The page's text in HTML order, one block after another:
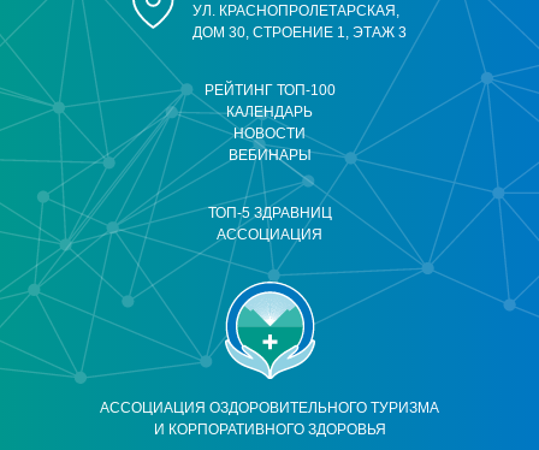
АССОЦИАЦИЯ ОЗДОРОВИТЕЛЬНОГО ТУРИЗМА
И КОРПОРАТИВНОГО ЗДОРОВЬЯ
РЕЙТИНГ ТОП-100
КАЛЕНДАРЬ
НОВОСТИ
ВЕБИНАРЫ
ТОП-5 ЗДРАВНИЦ
АССОЦИАЦИЯ
УЛ. КРАСНОПРОЛЕТАРСКАЯ,
ДОМ 30, СТРОЕНИЕ 1, ЭТАЖ 3